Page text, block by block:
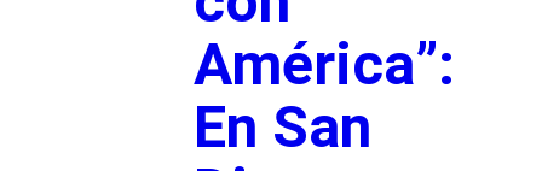
América”:
En San